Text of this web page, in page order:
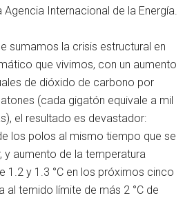
Agencia Internacional de la Energía.
sumamos la crisis estructural en
que vivimos, con un aumento
de dióxido de carbono por
(cada gigatón equivale a mil
el resultado es devastador:
los polos al mismo tiempo que se
y aumento de la temperatura
1.2 y 1.3 °C en los próximos cinco
al temido límite de más 2 °C de